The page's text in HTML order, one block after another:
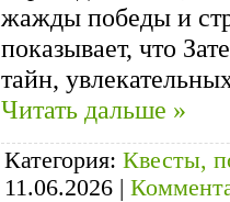
жажды победы и
показывает, что
тайн,
Читать дальше »
Категория: Квесты,
11.06.2026 |